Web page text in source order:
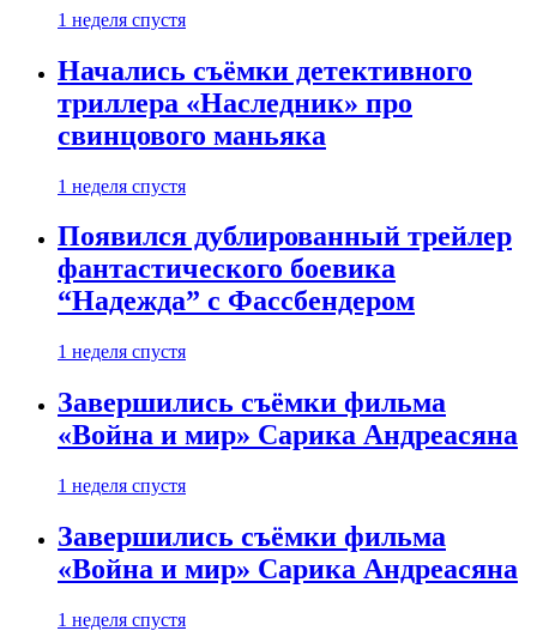
1 неделя спустя
Начались съёмки детективного
триллера «Наследник» про
свинцового маньяка
1 неделя спустя
Появился дублированный трейлер
фантастического боевика
“Надежда” с Фассбендером
1 неделя спустя
Завершились съёмки фильма
«Война и мир» Сарика Андреасяна
1 неделя спустя
Завершились съёмки фильма
«Война и мир» Сарика Андреасяна
1 неделя спустя